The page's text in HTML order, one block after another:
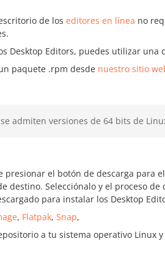
de los editores en línea no
Desktop Editors, puedes utilizar una
paquete .rpm desde nuestro sitio
admiten versiones de 64 bits de
presionar el botón de descarga para
destino. Selecciónalo y el proceso
para instalar los Desktop
, Flatpak, Snap,
a tu sistema operativo Linux